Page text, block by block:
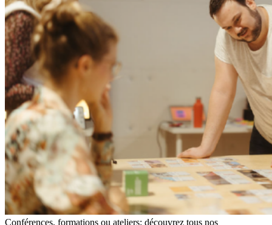
Conférences, formations ou ateliers: découvrez tous nos